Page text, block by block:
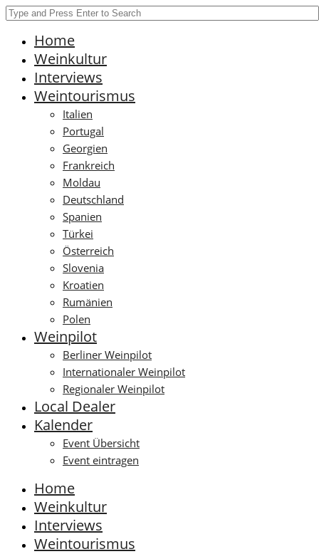
Home
Weinkultur
Interviews
Weintourismus
Italien
Portugal
Georgien
Frankreich
Moldau
Deutschland
Spanien
Türkei
Österreich
Slovenia
Kroatien
Rumänien
Polen
Weinpilot
Berliner Weinpilot
Internationaler Weinpilot
Regionaler Weinpilot
Local Dealer
Kalender
Event Übersicht
Event eintragen
Home
Weinkultur
Interviews
Weintourismus